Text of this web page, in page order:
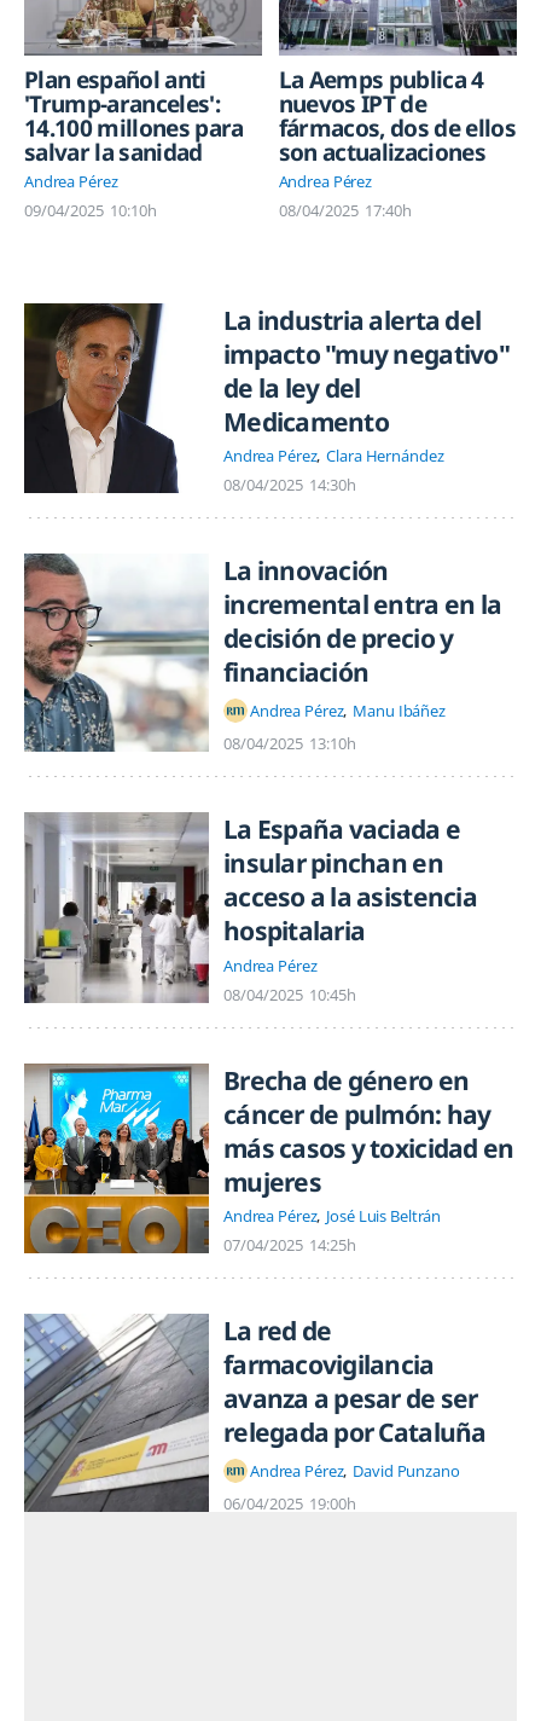
Plan español anti
'Trump-aranceles':
14.100 millones para
salvar la sanidad
Andrea Pérez
09/04/2025 10:10h
La Aemps publica 4
nuevos IPT de
fármacos, dos de ellos
son actualizaciones
Andrea Pérez
08/04/2025 17:40h
La industria alerta del
impacto "muy negativo"
de la ley del
Medicamento
Andrea Pérez Clara Hernández
08/04/2025 14:30h
La innovación
incremental entra en la
decisión de precio y
financiación
Andrea Pérez Manu Ibáñez
08/04/2025 13:10h
La España vaciada e
insular pinchan en
acceso a la asistencia
hospitalaria
Andrea Pérez
08/04/2025 10:45h
Brecha de género en
cáncer de pulmón: hay
más casos y toxicidad en
mujeres
Andrea Pérez José Luis Beltrán
07/04/2025 14:25h
La red de
farmacovigilancia
avanza a pesar de ser
relegada por Cataluña
Andrea Pérez David Punzano
06/04/2025 19:00h